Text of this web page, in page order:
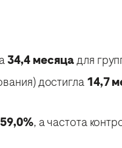
34,4 месяцадля
достигла14,7
59,0%, а частота